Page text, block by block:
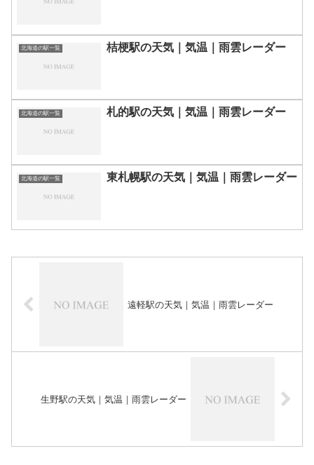
北海道の駅一覧 桔梗駅の天気｜気温｜雨雲レーダー
北海道の駅一覧 札的駅の天気｜気温｜雨雲レーダー
北海道の駅一覧 東札幌駅の天気｜気温｜雨雲レーダー
遠軽駅の天気｜気温｜雨雲レーダー
生野駅の天気｜気温｜雨雲レーダー